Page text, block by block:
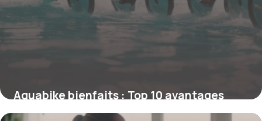
Aquabike bienfaits : Top 10 avantages
santé